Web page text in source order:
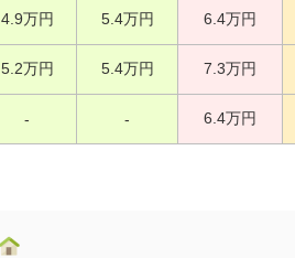
4.9万円 5.4万円 6.4万円
5.2万円 5.4万円 7.3万円
- - 6.4万円